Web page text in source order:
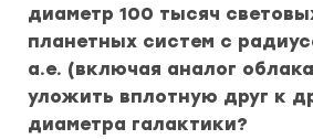
диаметр 100 тысяч
планетных систем с
а.е. (включая аналог
уложить вплотную друг к
диаметра галактики?